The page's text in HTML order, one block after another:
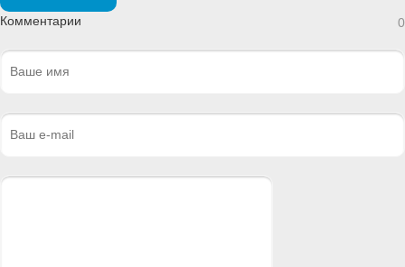
Комментарии 0